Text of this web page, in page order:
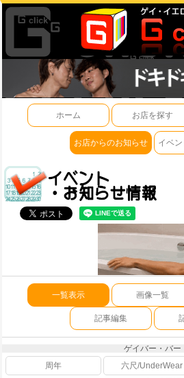
ホーム お店を探す
お店からのお知らせ イベ
一覧表示 画像一覧
記事編集
ゲイバー・バー
周年
六尺/UnderWear